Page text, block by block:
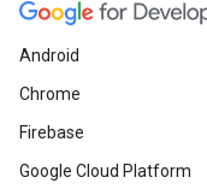
Android
Chrome
Firebase
Google Cloud Platform